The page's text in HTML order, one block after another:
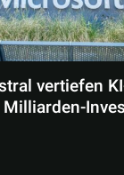
vertiefen